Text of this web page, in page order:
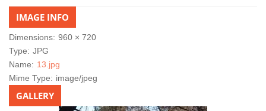
IMAGE INFO
Dimensions: 960 × 720
Type: JPG
Name: 13.jpg
Mime Type: image/jpeg
GALLERY